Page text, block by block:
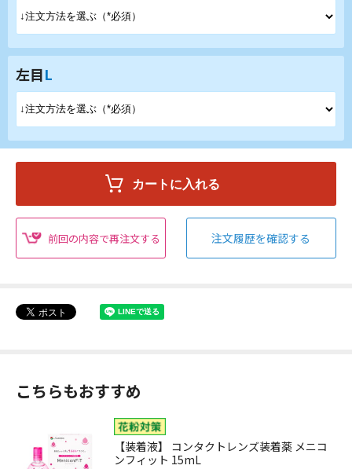
左目L
前回の内容で再注文する 注文履歴を確認する
こちらもおすすめ
【装着液】 コンタクトレンズ装着薬 メニコ
ンフィット 15mL